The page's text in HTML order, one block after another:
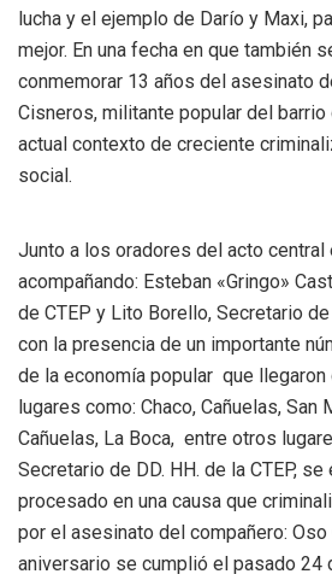
lucha y el ejemplo de Darío y Maxi,
mejor. En una fecha en que también
conmemorar 13 años del asesinato
Cisneros, militante popular del barrio
actual contexto de creciente
social.
Junto a los oradores del acto central
acompañando: Esteban «Gringo»
de CTEP y Lito Borello, Secretario de
con la presencia de un importante
de la economía popular que
lugares como: Chaco, Cañuelas, San
Cañuelas, La Boca, entre otros
Secretario de DD. HH. de la CTEP,
procesado en una causa que
por el asesinato del compañero: Oso
aniversario se cumplió el pasado 24